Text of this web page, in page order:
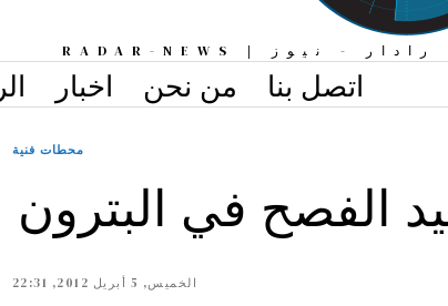
رادار - نيوز | RADAR-NEWS
اخبار من نحن اتصل بنا
محطات فنية
الفصح في البترون
الخميس, 5 أبريل 2012, 22:31